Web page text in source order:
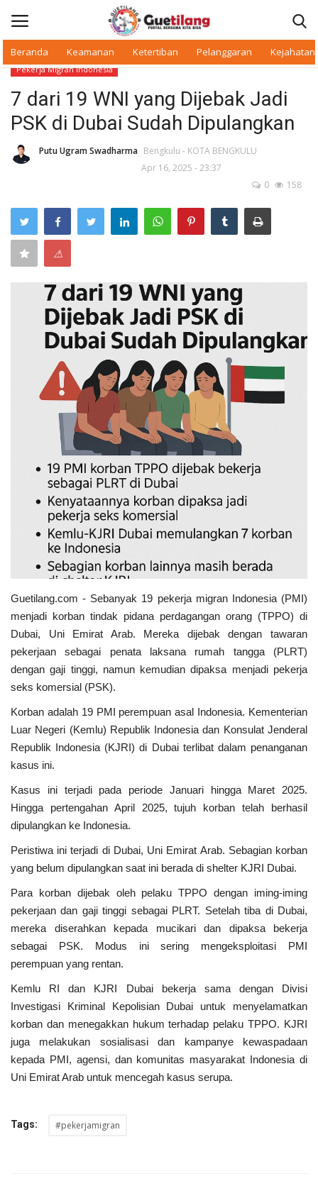
Beranda Keamanan Ketertiban Pelanggaran Kejahatan
Beranda
Daerah
Warkop Digital
Pelanggaran
Ketertiban
Keamanan
Kejahatan
Cybers Event
UMKM & Ekonomi Kreatif
Pekerja Migran Indonesia
Ekonomi
Pendidikan
Informasi Journalism
Olahraga
Kesehatan
Layanan Publik
Perempuan/Anak
Pekerja Migran Indonesia
7 dari 19 WNI yang Dijebak Jadi
PSK di Dubai Sudah Dipulangkan
Putu Ugram Swadharma Bengkulu - KOTA BENGKULU
Apr 16, 2025 - 23:37
0
158
⚠
Guetilang.com - Sebanyak 19 pekerja migran Indonesia (PMI)
menjadi korban tindak pidana perdagangan orang (TPPO) di
Dubai, Uni Emirat Arab.
Mereka dijebak dengan tawaran
pekerjaan sebagai penata laksana rumah tangga (PLRT)
dengan gaji tinggi, namun kemudian dipaksa menjadi pekerja
seks komersial (PSK).
Korban adalah 19 PMI perempuan asal Indonesia. Kementerian
Luar Negeri (Kemlu) Republik Indonesia dan Konsulat Jenderal
Republik Indonesia (KJRI) di Dubai terlibat dalam penanganan
kasus ini.
Kasus ini terjadi pada periode Januari hingga Maret 2025.
Hingga pertengahan April 2025, tujuh korban telah berhasil
dipulangkan ke Indonesia.
Peristiwa ini terjadi di Dubai, Uni Emirat Arab. Sebagian korban
yang belum dipulangkan saat ini berada di shelter KJRI Dubai.
Para korban dijebak oleh pelaku TPPO dengan iming-iming
pekerjaan dan gaji tinggi sebagai PLRT. Setelah tiba di Dubai,
mereka diserahkan kepada mucikari dan dipaksa bekerja
sebagai PSK.
Modus ini sering mengeksploitasi PMI
perempuan yang rentan.
Kemlu RI dan KJRI Dubai bekerja sama dengan Divisi
Investigasi Kriminal Kepolisian Dubai untuk menyelamatkan
korban dan menegakkan hukum terhadap pelaku TPPO. KJRI
juga melakukan sosialisasi dan kampanye kewaspadaan
kepada PMI, agensi, dan komunitas masyarakat Indonesia di
Uni Emirat Arab untuk mencegah kasus serupa.
Tags: #pekerjamigran